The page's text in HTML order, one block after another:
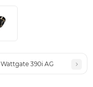
Wattgate 390i AG